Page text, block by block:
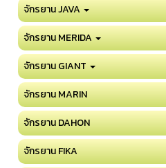
จักรยาน JAVA
จักรยาน MERIDA
จักรยาน GIANT
จักรยาน MARIN
จักรยาน DAHON
จักรยาน FIKA